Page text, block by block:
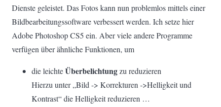
Dienste geleistet. Das Fotos kann nun problemlos mittels einer
Bildbearbeitungssoftware verbessert werden. Ich setze hier
Adobe Photoshop CS5 ein. Aber viele andere Programme
verfügen über ähnliche Funktionen, um
die leichteÜberbelichtungzu reduzieren
Hierzu unter „Bild -> Korrekturen ->Helligkeit und
Kontrast“ die Helligkeit reduzieren …